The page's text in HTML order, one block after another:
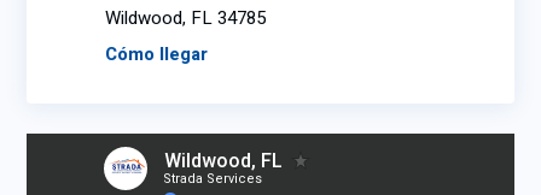
Wildwood, FL 34785
Cómo llegar